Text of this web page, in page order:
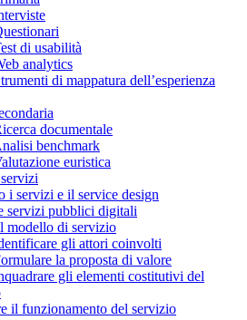
di usabilità
analytics
di mappatura dell’esperienza
documentale
benchmark
euristica
i servizi e il service design
servizi pubblici digitali
modello di servizio
gli attori coinvolti
la proposta di valore
gli elementi costitutivi del
il funzionamento del servizio